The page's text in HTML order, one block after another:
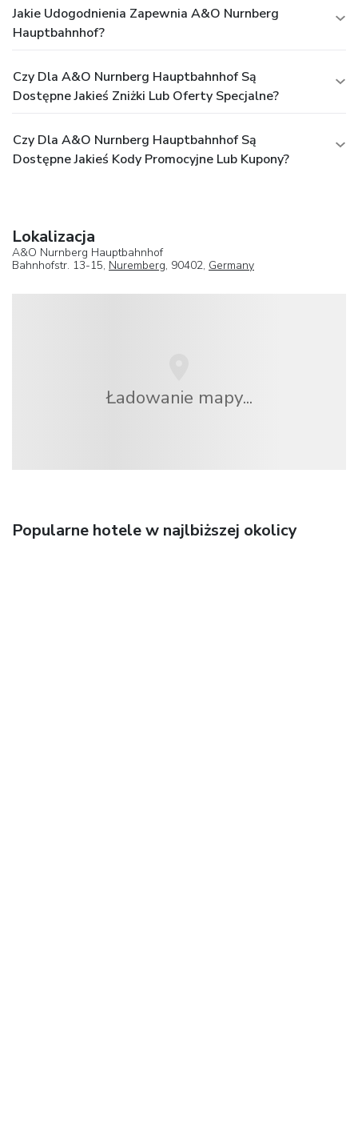
Jakie Udogodnienia Zapewnia A&O Nurnberg
Hauptbahnhof?
Czy Dla A&O Nurnberg Hauptbahnhof Są
Dostępne Jakieś Zniżki Lub Oferty Specjalne?
Czy Dla A&O Nurnberg Hauptbahnhof Są
Dostępne Jakieś Kody Promocyjne Lub Kupony?
Lokalizacja
A&O Nurnberg Hauptbahnhof
Bahnhofstr. 13-15, Nuremberg, 90402, Germany
Ładowanie mapy...
Popularne hotele w najlbiższej okolicy